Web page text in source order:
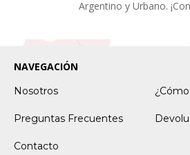
Argentino y Urbano.
NAVEGACIÓN
Nosotros
Preguntas Frecuentes
Contacto